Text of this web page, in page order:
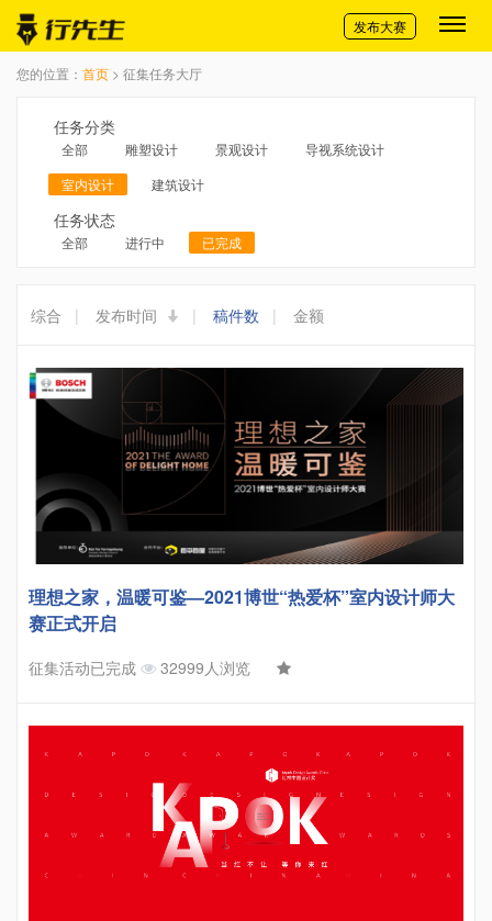
切换导航
发布大赛
您的位置： 首页 > 征集任务大厅
任务分类
全部 雕塑设计 景观设计
导视系统设计
室内设计
建筑设计
任务状态
全部 进行中 已完成
综合 | 发布时间 | 稿件数 | 金额
理想之家，温暖可鉴—2021博世“热爱杯”室内设计师大
赛正式开启
征集活动已完成 32999人浏览